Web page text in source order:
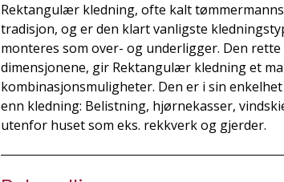
Rektangulær kledning, ofte kalt
tradisjon, og er den klart vanligste
monteres som over- og underligger. Den
dimensjonene, gir Rektangulær kledning et
kombinasjonsmuligheter. Den er i sin
enn kledning: Belistning, hjørnekasser,
utenfor huset som eks. rekkverk og gjerder.